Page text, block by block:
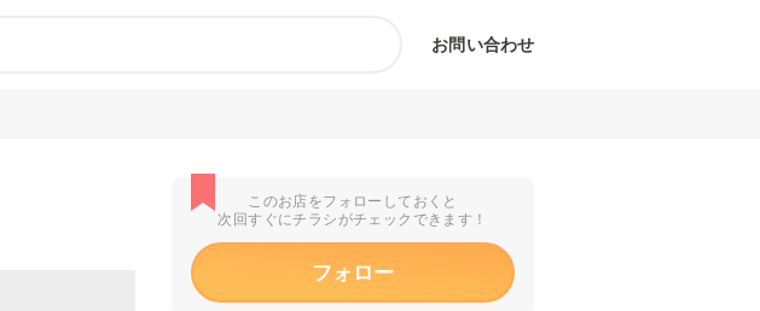
お問い合わせ
このお店をフォローしておくと
次回すぐにチラシがチェックできます！
フォロー